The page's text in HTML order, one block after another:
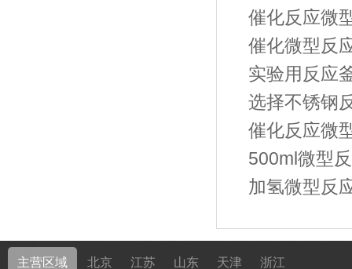
催化反应微
催化微型反
实验用反应
选择不锈钢
催化反应微
500ml微型
加氢微型反
主营区域 北京 江苏 山东 天津 浙江